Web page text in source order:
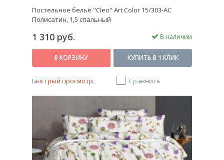
Постельное бельё "Cleo" Art Color 15/303-AC
Полисатин, 1,5 спальный
1 310 руб. В наличии
В КОРЗИНУ КУПИТЬ В 1 КЛИК
Быстрый просмотр Сравнить